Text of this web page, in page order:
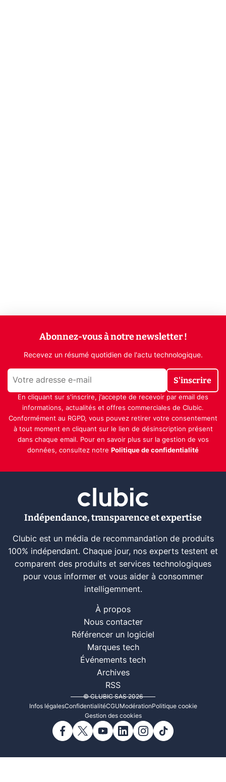
Abonnez-vous à notre newsletter !
Recevez un résumé quotidien de l'actu technologique.
S'inscrire
En cliquant sur s'inscrire, j’accepte de recevoir par email des
informations, actualités et offres commerciales de Clubic.
Conformément au RGPD, vous pouvez retirer votre consentement
à tout moment en cliquant sur le lien de désinscription présent
dans chaque email. Pour en savoir plus sur la gestion de vos
données, consultez notre Politique de confidentialité
Indépendance, transparence et expertise
Clubic est un média de recommandation de produits
100% indépendant. Chaque jour, nos experts testent et
comparent des produits et services technologiques
pour vous informer et vous aider à consommer
intelligemment.
À propos
Nous contacter
Référencer un logiciel
Marques tech
Événements tech
Archives
RSS
© CLUBIC SAS 2026
Infos légalesConfidentialitéCGUModérationPolitique cookie
Gestion des cookies